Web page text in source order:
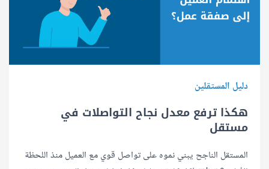
دليل المستقلين
هكذا ترفع معدل نجاح التواصلات في
مستقل
المستقل الناجح يبني نموه على تواصل قوي مع العميل منذ اللحظة